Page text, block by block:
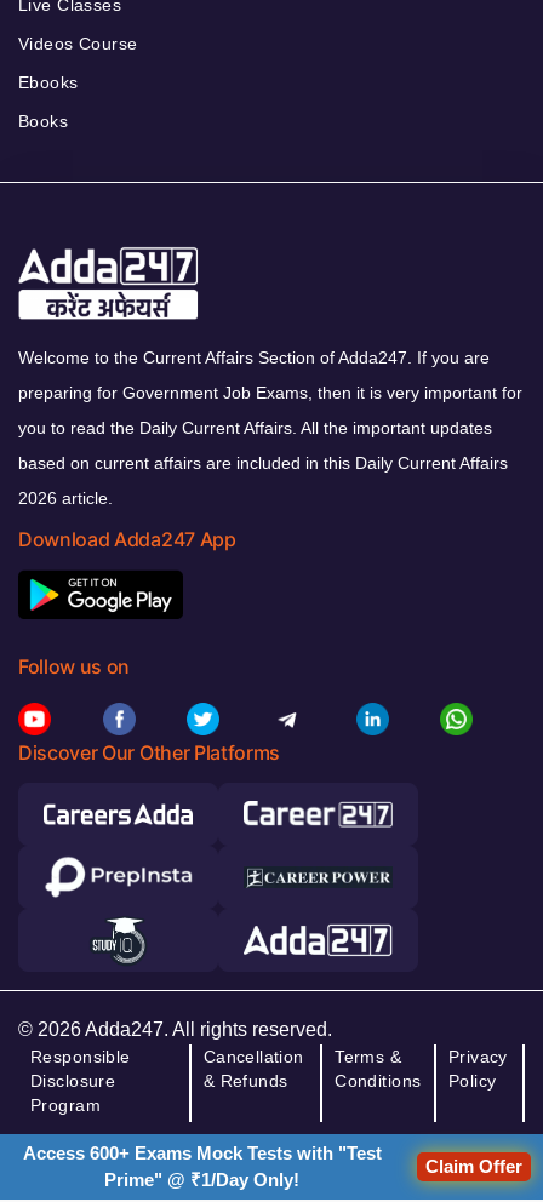
Live Classes
Videos Course
Ebooks
Books
Welcome to the Current Affairs Section of Adda247. If you are
preparing for Government Job Exams, then it is very important for
you to read the Daily Current Affairs. All the important updates
based on current affairs are included in this Daily Current Affairs
2026 article.
Download Adda247 App
Follow us on
Discover Our Other Platforms
© 2026 Adda247. All rights reserved.
Responsible
Disclosure
Program
Cancellation
& Refunds
Terms &
Conditions
Privacy
Policy
Access 600+ Exams Mock Tests with "Test
Prime" @ ₹1/Day Only!
Claim Offer